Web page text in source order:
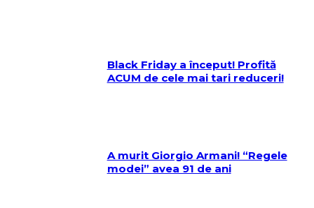
Black Friday a început! Profită
ACUM de cele mai tari reduceri!
A murit Giorgio Armani! “Regele
modei” avea 91 de ani